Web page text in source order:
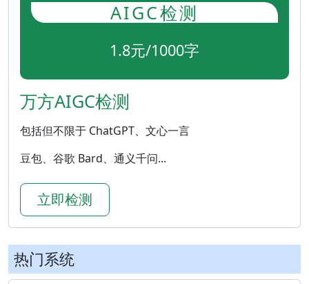
AIGC检测
1.8元/1000字
万方AIGC检测
包括但不限于 ChatGPT、文心一言
豆包、谷歌 Bard、通义千问...
立即检测
热门系统